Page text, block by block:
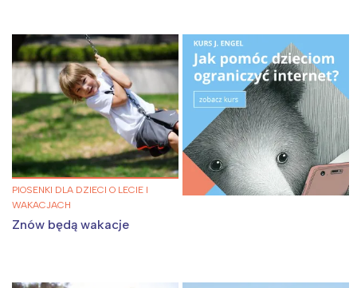
PIOSENKI DLA DZIECI O LECIE I
WAKACJACH
Znów będą wakacje